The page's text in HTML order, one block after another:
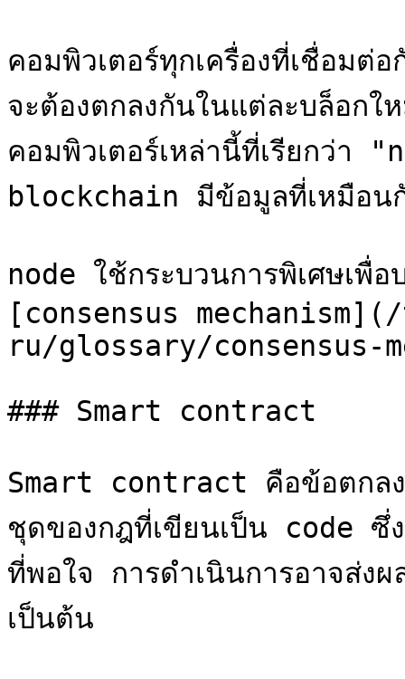
คอมพิวเตอร์ทุกเครื่องที่เชื่อม
จะต้องตกลงกันในแต่ละบล็อกใ
คอมพิวเตอร์เหล่านี้ที่เรียกว่า
blockchain มีข้อมูลที่เหมือน
node ใช้กระบวนการพิเศษเพื่
[consensus
ru/glossary/consensus-
### Smart contract
Smart contract คือข้อตกล
ชุดของกฎที่เขียนเป็น code ซึ่ง
ที่พอใจ การดำเนินการอาจส่ง
เป็นต้น